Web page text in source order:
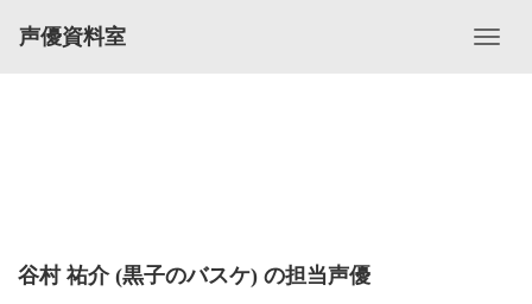
声優資料室
谷村 祐介 (黒子のバスケ) の担当声優